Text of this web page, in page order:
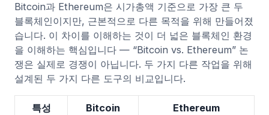
Bitcoin과 Ethereum은 시가총액 기준으로 가장 큰 두
블록체인이지만, 근본적으로 다른 목적을 위해 만들어졌
습니다. 이 차이를 이해하는 것이 더 넓은 블록체인 환경
을 이해하는 핵심입니다 — “Bitcoin vs. Ethereum” 논
쟁은 실제로 경쟁이 아닙니다. 두 가지 다른 작업을 위해
설계된 두 가지 다른 도구의 비교입니다.
특성 Bitcoin Ethereum